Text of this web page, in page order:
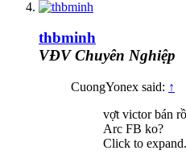
thbminh
VĐV Chuyên Nghiệp
CuongYonex said: ↑
vợt victor bán
Arc FB ko?
Click to